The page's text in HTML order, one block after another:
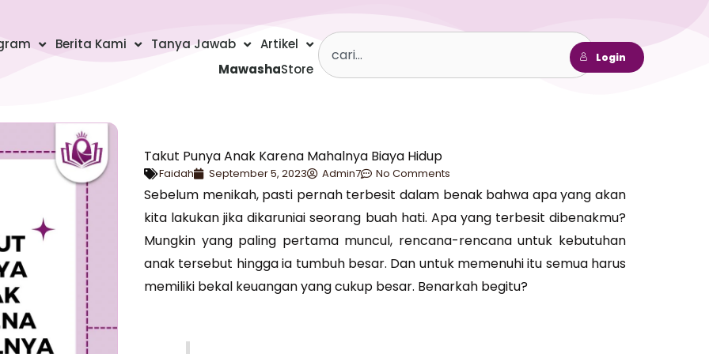
Berita Kami Tanya Jawab
Artikel
MawashaStore
Search
Login
Takut Punya Anak Karena Mahalnya Biaya Hidup
Faidah September 5, 2023 Admin7 No Comments
Sebelum menikah, pasti pernah terbesit dalam benak bahwa apa yang akan
kita lakukan jika dikaruniai seorang buah hati. Apa yang terbesit dibenakmu?
Mungkin yang paling pertama muncul, rencana-rencana untuk kebutuhan
anak tersebut hingga ia tumbuh besar. Dan untuk memenuhi itu semua harus
memiliki bekal keuangan yang cukup besar. Benarkah begitu?